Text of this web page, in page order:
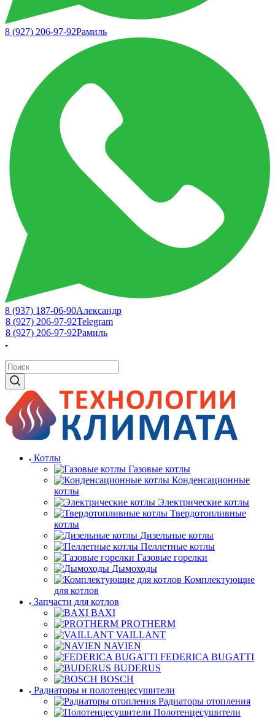
8 (927) 206-97-92Рамиль
8 (937) 187-06-90Александр
8 (927) 206-97-92Telegram
8 (927) 206-97-92Рамиль
Котлы
Газовые котлы
Конденсационные
котлы
Электрические котлы
Твердотопливные
котлы
Дизельные котлы
Пеллетные котлы
Газовые горелки
Дымоходы
Комплектующие
для котлов
Запчасти для котлов
BAXI
PROTHERM
VAILLANT
NAVIEN
FEDERICA BUGATTI
BUDERUS
BOSCH
Радиаторы и полотенцесушители
Радиаторы отопления
Полотенцесушители